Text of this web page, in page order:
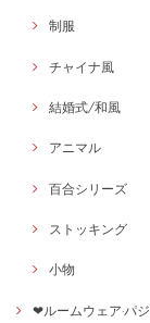
制服
チャイナ風
結婚式/和風
アニマル
百合シリーズ
ストッキング
小物
❤ルームウェア·パ